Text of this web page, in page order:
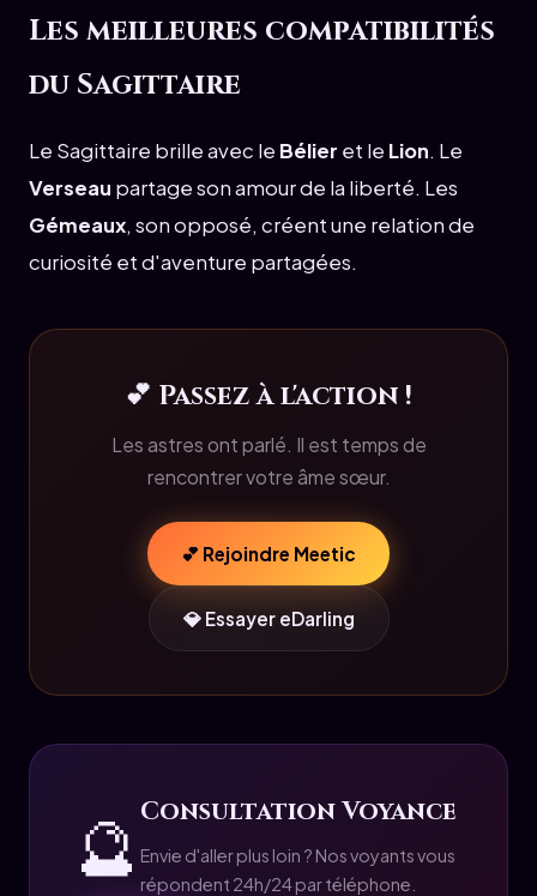
Les meilleures compatibilités
du Sagittaire
Le Sagittaire brille avec le Bélier et le Lion. Le
Verseau partage son amour de la liberté. Les
Gémeaux, son opposé, créent une relation de
curiosité et d'aventure partagées.
💕 Passez à l'action !
Les astres ont parlé. Il est temps de
rencontrer votre âme sœur.
💕 Rejoindre Meetic
💎 Essayer eDarling
🔮 Consultation Voyance
Envie d'aller plus loin ? Nos voyants vous
répondent 24h/24 par téléphone.